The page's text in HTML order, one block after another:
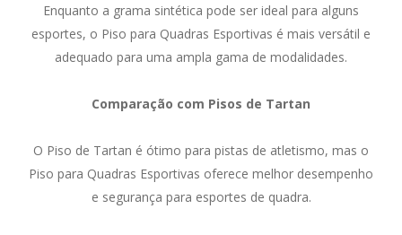
Enquanto a grama sintética pode ser ideal para alguns
esportes, o Piso para Quadras Esportivas é mais versátil e
adequado para uma ampla gama de modalidades.
Comparação com Pisos de Tartan
O Piso de Tartan é ótimo para pistas de atletismo, mas o
Piso para Quadras Esportivas oferece melhor desempenho
e segurança para esportes de quadra.